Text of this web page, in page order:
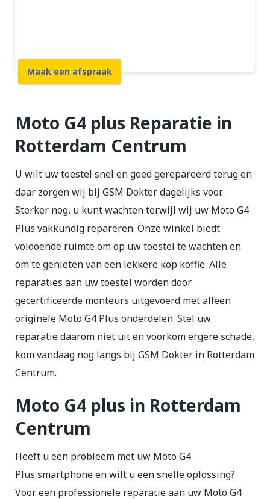
Maak een afspraak
Moto G4 plus Reparatie in
Rotterdam Centrum
U wilt uw toestel snel en goed gerepareerd terug en
daar zorgen wij bij GSM Dokter dagelijks voor.
Sterker nog, u kunt wachten terwijl wij uw Moto G4
Plus vakkundig repareren. Onze winkel biedt
voldoende ruimte om op uw toestel te wachten en
om te genieten van een lekkere kop koffie. Alle
reparaties aan uw toestel worden door
gecertificeerde monteurs uitgevoerd met alleen
originele Moto G4 Plus onderdelen. Stel uw
reparatie daarom niet uit en voorkom ergere schade,
kom vandaag nog langs bij GSM Dokter in Rotterdam
Centrum.
Moto G4 plus in Rotterdam
Centrum
Heeft u een probleem met uw Moto G4
Plus smartphone en wilt u een snelle oplossing?
Voor een professionele reparatie aan uw Moto G4